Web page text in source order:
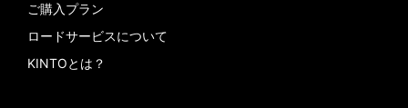
ご購入プラン
ロードサービスについて
KINTOとは？